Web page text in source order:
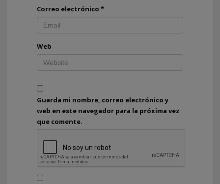
Correo electrónico *
Web
Guarda mi nombre, correo electrónico y
web en este navegador para la próxima vez
que comente.